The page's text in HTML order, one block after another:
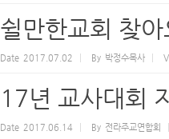
쉴만한교회 찾
Date 2017.07.02 By 박정수목사
17년 교사대회
Date 2017.06.14 By 전라주교연합회